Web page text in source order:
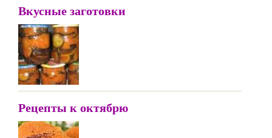
Вкусные заготовки
Рецепты к октябрю